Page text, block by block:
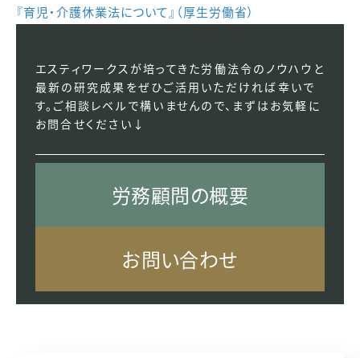
『育児・介護休業法について』（厚生労働省）
エスティワークスが培ってきた労働法令のノウハウと
最新の研究成果をぜひご活用いただければ幸いで
す。ご相談レベルで構いませんので、まずはお気軽に
お問合せください↓
労務顧問の概要
お問い合わせ